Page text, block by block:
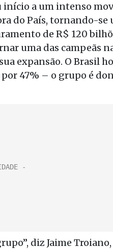
início a um intenso
do País, tornando-se
de R$ 120
uma das campeãs
expansão. O Brasil
47% – o grupo é
diz Jaime